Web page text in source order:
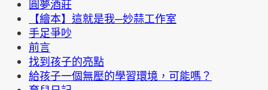
圓夢酒莊
【繪本】這就是我─妙蒜工作室
手足爭吵
前言
找到孩子的亮點
給孩子一個無壓的學習環境，可能嗎？